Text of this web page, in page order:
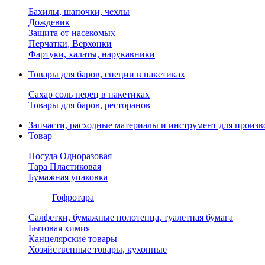
Бахилы, шапочки, чехлы
Дождевик
Защита от насекомых
Перчатки, Верхонки
Фартуки, халаты, нарукавники
Товары для баров, специи в пакетиках
Сахар соль перец в пакетиках
Товары для баров, ресторанов
Запчасти, расходные материалы и инструмент для
Товар
Посуда Одноразовая
Тара Пластиковая
Бумажная упаковка
Гофротара
Салфетки, бумажные полотенца, туалетная бумага
Бытовая химия
Канцелярские товары
Хозяйственные товары, кухонные